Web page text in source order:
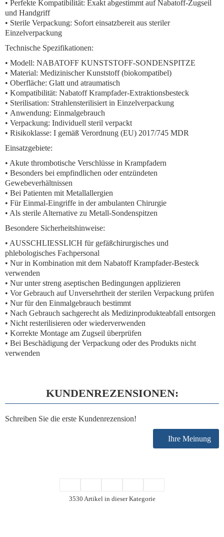
• Perfekte Kompatibilität: Exakt abgestimmt auf Nabatoff-Zugseil
und Handgriff
• Sterile Verpackung: Sofort einsatzbereit aus steriler
Einzelverpackung
Technische Spezifikationen:
• Modell: NABATOFF KUNSTSTOFF-SONDENSPITZE
• Material: Medizinischer Kunststoff (biokompatibel)
• Oberfläche: Glatt und atraumatisch
• Kompatibilität: Nabatoff Krampfader-Extraktionsbesteck
• Sterilisation: Strahlensterilisiert in Einzelverpackung
• Anwendung: Einmalgebrauch
• Verpackung: Individuell steril verpackt
• Risikoklasse: I gemäß Verordnung (EU) 2017/745 MDR
Einsatzgebiete:
• Akute thrombotische Verschlüsse in Krampfadern
• Besonders bei empfindlichen oder entzündeten
Gewebeverhältnissen
• Bei Patienten mit Metallallergien
• Für Einmal-Eingriffe in der ambulanten Chirurgie
• Als sterile Alternative zu Metall-Sondenspitzen
Besondere Sicherheitshinweise:
• AUSSCHLIESSLICH für gefäßchirurgisches und
phlebologisches Fachpersonal
• Nur in Kombination mit dem Nabatoff Krampfader-Besteck
verwenden
• Nur unter streng aseptischen Bedingungen applizieren
• Vor Gebrauch auf Unversehrtheit der sterilen Verpackung prüfen
• Nur für den Einmalgebrauch bestimmt
• Nach Gebrauch sachgerecht als Medizinprodukteabfall entsorgen
• Nicht resterilisieren oder wiederverwenden
• Korrekte Montage am Zugseil überprüfen
• Bei Beschädigung der Verpackung oder des Produkts nicht
verwenden
KUNDENREZENSIONEN:
Schreiben Sie die erste Kundenrezension!
Ihre Meinung
3530 Artikel in dieser Kategorie